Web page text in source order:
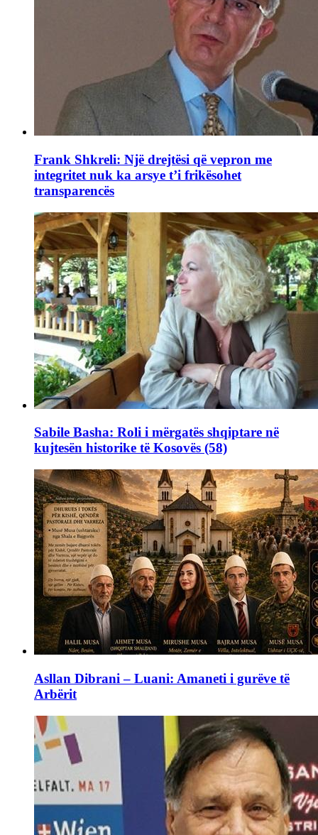
Frank Shkreli: Një drejtësi që vepron me
integritet nuk ka arsye t’i frikësohet
transparencës
Sabile Basha: Roli i mërgatës shqiptare në
kujtesën historike të Kosovës (58)
Asllan Dibrani – Luani: Amaneti i gurëve të
Arbërit